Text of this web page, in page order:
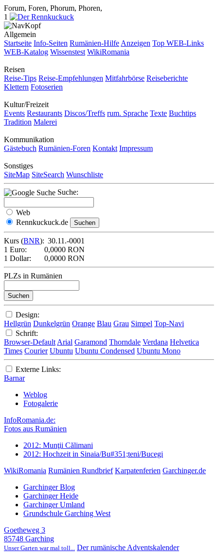
Forum, Foren, Phorum, Phoren,
1
Allgemein
Startseite Info-Seiten Rumänien-Hilfe Anzeigen Top WEB-Links
WEB-Katalog Wissenstest WikiRomania
Reisen
Reise-Tips Reise-Empfehlungen Mitfahrbörse Reiseberichte
Klettern Fotoserien
Kultur/Freizeit
Events Restaurants Discos/Treffs rum. Sprache Texte Buchtips
Tradition Malerei
Kommunikation
Gästebuch Rumänien-Foren Kontakt Impressum
Sonstiges
SiteMap SiteSearch Wunschliste
Suche:
Web
Rennkuckuck.de
Kurs (BNR): 30.11.-0001
1 Euro:
0,0000 RON
1 Dollar:
0,0000 RON
PLZs in Rumänien
Design:
Hellgrün Dunkelgrün Orange Blau Grau Simpel Top-Navi
Schrift:
Browser-Default Arial Garamond Thorndale Verdana Helvetica
Times Courier Ubuntu Ubuntu Condensed Ubuntu Mono
Externe Links:
Barnar
Weblog
Fotogalerie
InfoRomania.de:
Fotos aus Rumänien
2012: Munţii Călimani
2012: Hochzeit in Sinaia/Bu#351;teni/Bucegi
WikiRomania Rumänien Rundbrief Karpatenferien Garchinger.de
Garchinger Blog
Garchinger Heide
Garchinger Umland
Grundschule Garching West
Goetheweg 3
85748 Garching
Unser Garten war mal toll... Der rumänische Adventskalender